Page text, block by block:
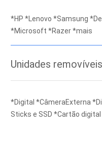
*HP *Lenovo *Samsung
*Microsoft *Razer *mais
Unidades
*Digital *CâmeraExterna
Sticks e SSD *Cartão